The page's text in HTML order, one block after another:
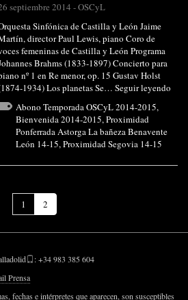
septiembre 2014 -OSCyL
Sinfónica de Castilla y León Jaime
director Paul Lewis, piano Coro de
femeninas de Castilla y León Programa
Brahms (1833-1897) Concierto para
nº 1 en Re menor, op. 15 Gustav Holst
1934) Los planetas Se… Seguir leyendo
Abono Temporada OSCyL 2014-2015,
Bienvenida 2014-2015,Proximidad
Ponferrada Astorga La bañeza Benavente
León 14-15,Proximidad Segovia 14-15
1 2
actual)
: +34 983 385 604
Prensa
fechas e intérpretes que aparecen, son susceptibles